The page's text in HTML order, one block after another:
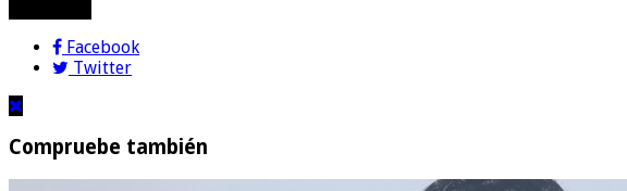
Facebook
Twitter
Compruebe también